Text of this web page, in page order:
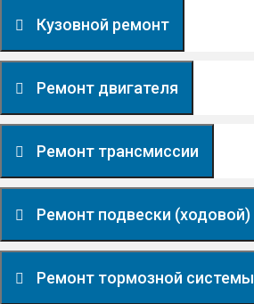
Кузовной ремонт
Ремонт двигателя
Ремонт трансмиссии
Ремонт подвески (ходовой)
Ремонт тормозной системы